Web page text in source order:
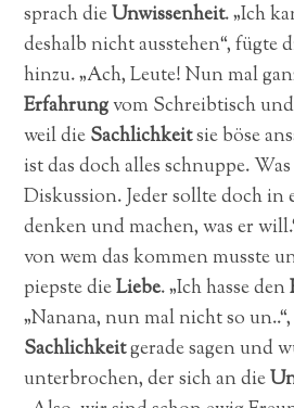
sprach dieUnwissenheit. „Ich
deshalb nicht ausstehen“, fügte
hinzu. „Ach, Leute! Nun mal
Erfahrungvom Schreibtisch
weil die Sachlichkeitsie böse
ist das doch alles schnuppe.
Diskussion. Jeder sollte doch in
denken und machen, was er
von wem das kommen musste
piepste dieLiebe. „Ich hasse den
„Nanana, nun mal nicht so
Sachlichkeitgerade sagen und
unterbrochen, der sich an die